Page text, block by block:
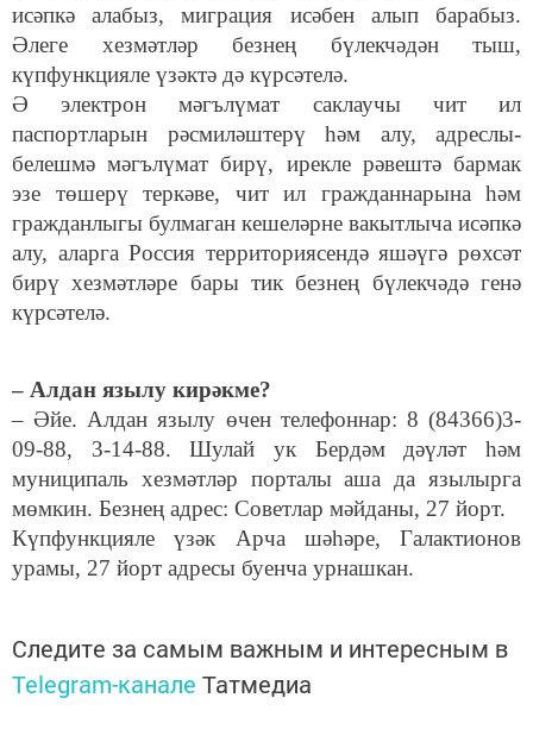
исәпкә алабыз, миграция исәбен алып барабыз.
Әлеге хезмәтләр безнең бүлекчәдән тыш,
күпфункцияле үзәктә дә күрсәтелә.
Ә электрон мәгълүмат саклаучы чит ил
паспортларын рәсмиләштерү һәм алу, адреслы-
белешмә мәгълүмат бирү, ирекле рәвештә бармак
эзе төшерү теркәве, чит ил гражданнарына һәм
гражданлыгы булмаган кешеләрне вакытлыча исәпкә
алу, аларга Россия территориясендә яшәүгә рөхсәт
бирү хезмәтләре бары тик безнең бүлекчәдә генә
күрсәтелә.
– Алдан язылу кирәкме?
– Әйе. Алдан язылу өчен телефоннар: 8 (84366)3-
09-88, 3-14-88. Шулай ук Бердәм дәүләт һәм
муниципаль хезмәтләр порталы аша да язылырга
мөмкин. Безнең адрес: Советлар мәйданы, 27 йорт.
Күпфункцияле үзәк Арча шәһәре, Галактионов
урамы, 27 йорт адресы буенча урнашкан.
Следите за самым важным и интересным в
Telegram-канале Татмедиа